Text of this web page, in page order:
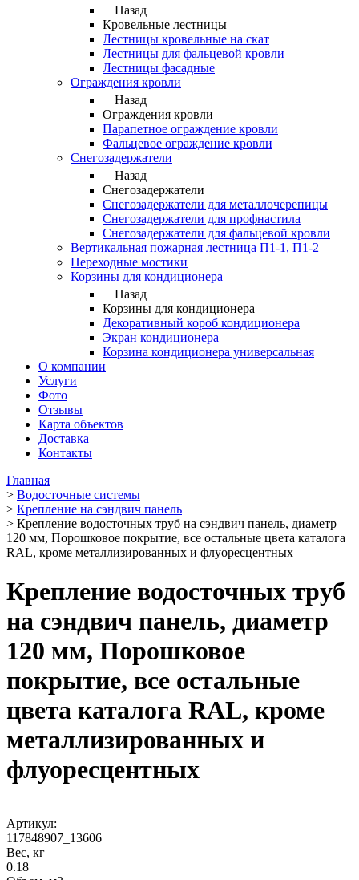
Назад
Кровельные лестницы
Лестницы кровельные на скат
Лестницы для фальцевой кровли
Лестницы фасадные
Ограждения кровли
Назад
Ограждения кровли
Парапетное ограждение кровли
Фальцевое ограждение кровли
Снегозадержатели
Назад
Снегозадержатели
Снегозадержатели для металлочерепицы
Снегозадержатели для профнастила
Снегозадержатели для фальцевой кровли
Вертикальная пожарная лестница П1-1, П1-2
Переходные мостики
Корзины для кондиционера
Назад
Корзины для кондиционера
Декоративный короб кондиционера
Экран кондиционера
Корзина кондиционера универсальная
О компании
Услуги
Фото
Отзывы
Карта объектов
Доставка
Контакты
Главная
> Водосточные системы
> Крепление на сэндвич панель
> Крепление водосточных труб на сэндвич панель, диаметр
120 мм, Порошковое покрытие, все остальные цвета каталога
RAL, кроме металлизированных и флуоресцентных
Крепление водосточных труб
на сэндвич панель, диаметр
120 мм, Порошковое
покрытие, все остальные
цвета каталога RAL, кроме
металлизированных и
флуоресцентных
Артикул:
117848907_13606
Вес, кг
0.18